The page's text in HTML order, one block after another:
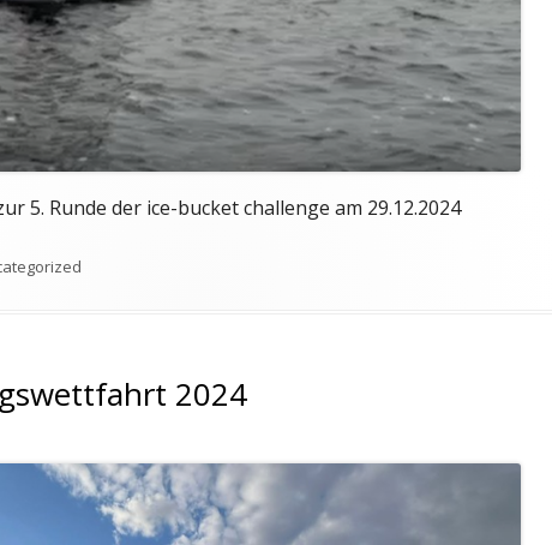
5. Runde der ice-bucket challenge am 29.12.2024
2024